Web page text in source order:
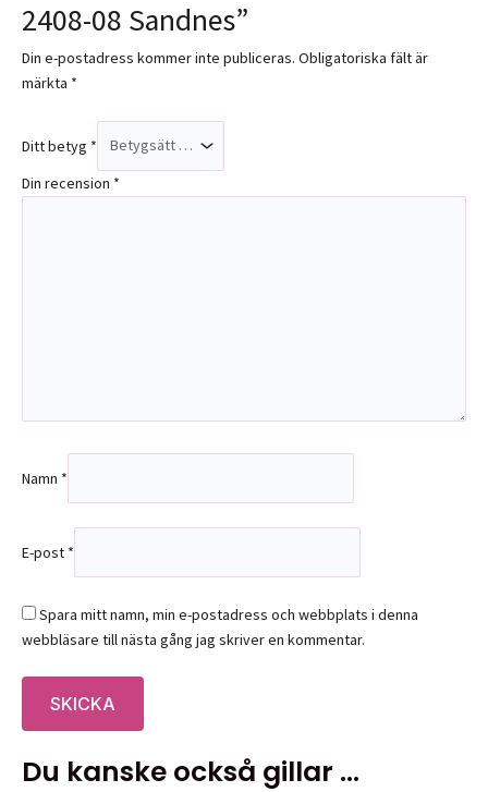
2408-08 Sandnes”
Din e-postadress kommer inte publiceras. Obligatoriska fält är
märkta *
Ditt betyg *
Din recension *
Namn *
E-post *
Spara mitt namn, min e-postadress och webbplats i denna
webbläsare till nästa gång jag skriver en kommentar.
Du kanske också gillar …